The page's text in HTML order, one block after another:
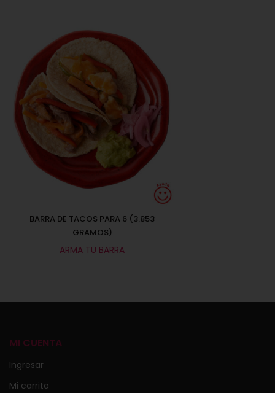
BARRA DE TACOS PARA 6 (3.853
GRAMOS)
ARMA TU BARRA
MI CUENTA
Ingresar
Mi carrito